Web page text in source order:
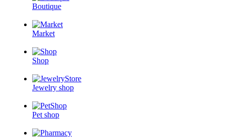
Boutique
Market
Shop
Jewelry shop
Pet shop